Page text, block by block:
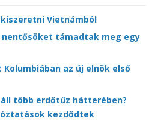
Vietnámból
támadtak meg egy
az új elnök első
több erdőtűz hátterében?
kezdődtek